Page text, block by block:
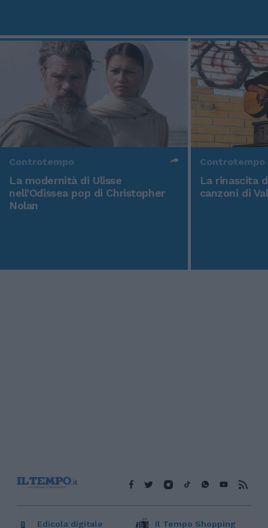
Controtempo
La modernità di Ulisse
nell'Odissea pop di Christopher
Nolan
Controtempo
La rinascita
canzoni di
Edicola digitale Il Tempo Shopping